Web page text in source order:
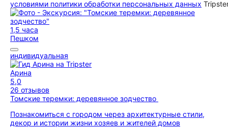
условиями политики обработки персональных данных
1,5 часа
Пешком
индивидуальная
Арина
5,0
26 отзывов
Томские теремки: деревянное зодчество
Познакомиться с городом через архитектурные стили,
декор и истории жизни хозяев и жителей домов